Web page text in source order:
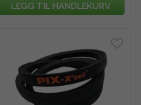
LEGG TIL HANDLEKURV